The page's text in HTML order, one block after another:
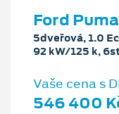
Ford
5dveřová, 1.0
92 kW/125 k,
Vaše cena s
546 400